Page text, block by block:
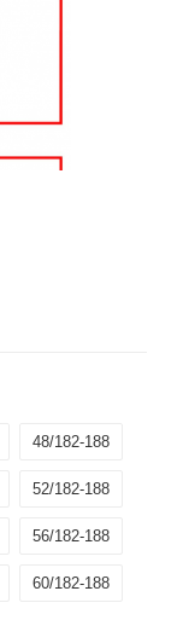
48/182-188
52/182-188
56/182-188
60/182-188